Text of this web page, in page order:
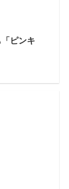
ピンキ